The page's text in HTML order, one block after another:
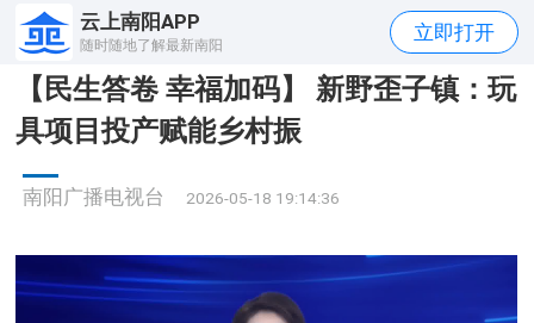
云上南阳APP
随时随地了解最新南阳
立即打开
【民生答卷 幸福加码】 新野歪子镇：玩
具项目投产赋能乡村振
南阳广播电视台 2026-05-18 19:14:36